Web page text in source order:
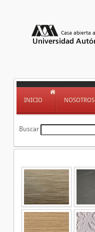
INICIO NOSOTROS
Buscar